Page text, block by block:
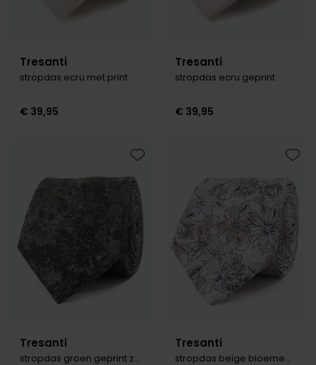
Tresanti
stropdas ecru met print
€ 39,95
Tresanti
stropdas ecru geprint
€ 39,95
Tresanti
stropdas groen geprint zijde
Tresanti
stropdas beige bloemen printje